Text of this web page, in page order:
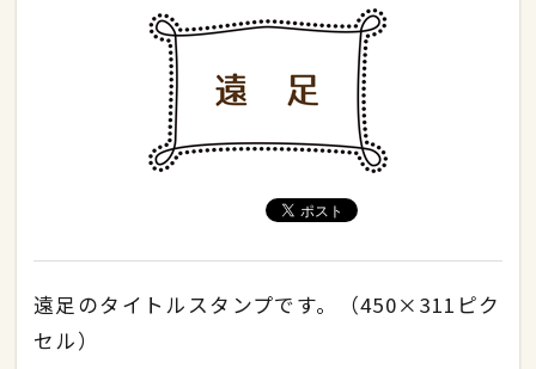
遠足のタイトルスタンプです。（450×311ピク
セル）